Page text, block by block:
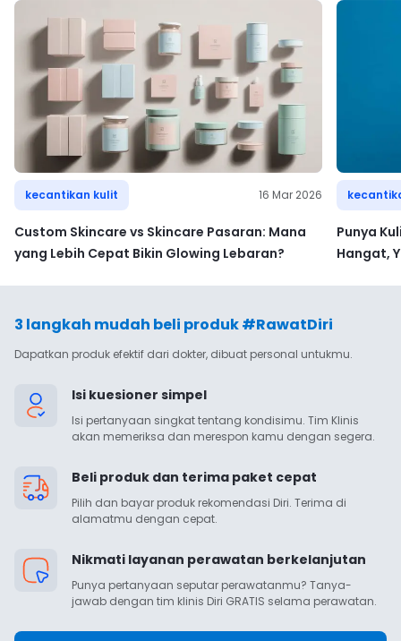
kecantikan kulit 16 Mar 2026
Custom Skincare vs Skincare Pasaran: Mana
yang Lebih Cepat Bikin Glowing Lebaran?
Punya
Hangat,
3 langkah mudah beli produk #RawatDiri
Dapatkan produk efektif dari dokter, dibuat personal untukmu.
Isi kuesioner simpel
Isi pertanyaan singkat tentang kondisimu. Tim Klinis
akan memeriksa dan merespon kamu dengan segera.
Beli produk dan terima paket cepat
Pilih dan bayar produk rekomendasi Diri. Terima di
alamatmu dengan cepat.
Nikmati layanan perawatan berkelanjutan
Punya pertanyaan seputar perawatanmu? Tanya-
jawab dengan tim klinis Diri GRATIS selama perawatan.